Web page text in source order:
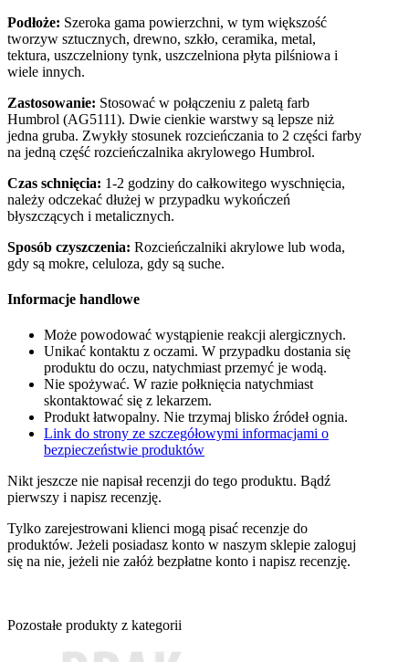
Podłoże: Szeroka gama powierzchni, w tym większość
tworzyw sztucznych, drewno, szkło, ceramika, metal,
tektura, uszczelniony tynk, uszczelniona płyta pilśniowa i
wiele innych.
Zastosowanie: Stosować w połączeniu z paletą farb
Humbrol (AG5111). Dwie cienkie warstwy są lepsze niż
jedna gruba. Zwykły stosunek rozcieńczania to 2 części farby
na jedną część rozcieńczalnika akrylowego Humbrol.
Czas schnięcia: 1-2 godziny do całkowitego wyschnięcia,
należy odczekać dłużej w przypadku wykończeń
błyszczących i metalicznych.
Sposób czyszczenia: Rozcieńczalniki akrylowe lub woda,
gdy są mokre, celuloza, gdy są suche.
Informacje handlowe
Może powodować wystąpienie reakcji alergicznych.
Unikać kontaktu z oczami. W przypadku dostania się
produktu do oczu, natychmiast przemyć je wodą.
Nie spożywać. W razie połknięcia natychmiast
skontaktować się z lekarzem.
Produkt łatwopalny. Nie trzymaj blisko źródeł ognia.
Link do strony ze szczegółowymi informacjami o
bezpieczeństwie produktów
Nikt jeszcze nie napisał recenzji do tego produktu. Bądź
pierwszy i napisz recenzję.
Tylko zarejestrowani klienci mogą pisać recenzje do
produktów. Jeżeli posiadasz konto w naszym sklepie zaloguj
się na nie, jeżeli nie załóż bezpłatne konto i napisz recenzję.
Pozostałe produkty z kategorii